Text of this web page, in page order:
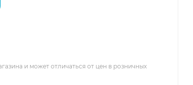
и может отличаться от цен в розничных